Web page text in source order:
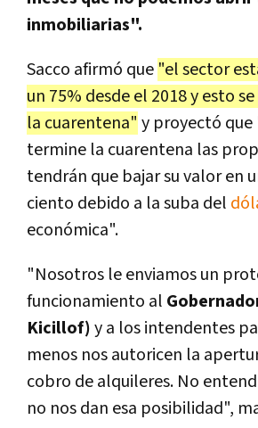
inmobiliarias".
Sacco afirmó que "el sector
un 75% desde el 2018 y esto
la cuarentena" y proyectó que
termine la cuarentena las
tendrán que bajar su valor en
ciento debido a la suba del
económica".
"Nosotros le enviamos un
funcionamiento al
Kicillof)y a los intendentes
menos nos autoricen la
cobro de alquileres. No
no nos dan esa posibilidad",